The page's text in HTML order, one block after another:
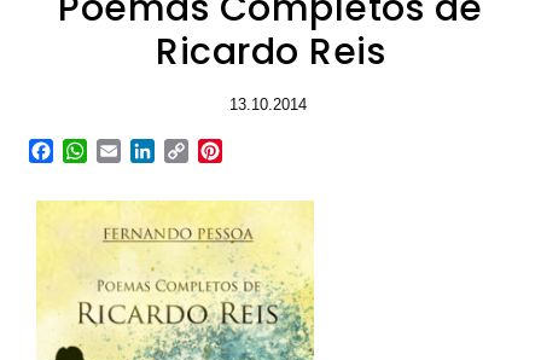
Ricardo Reis
13.10.2014
Facebook
WhatsApp
EmailLinkedIn
Copy